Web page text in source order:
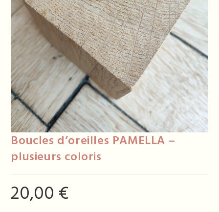
Boucles d’oreilles PAMELLA –
plusieurs coloris
20,00 €